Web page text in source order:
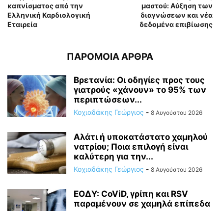
καπνίσματος από την
Ελληνική Καρδιολογική
Εταιρεία
μαστού: Αύξηση των
διαγνώσεων και νέα
δεδομένα επιβίωσης
ΠΑΡΟΜΟΙΑ ΑΡΘΡΑ
Βρετανία: Οι οδηγίες προς τους
γιατρούς «χάνουν» το 95% των
περιπτώσεων...
Κοχιαδάκης Γεώργιος - 8 Αυγούστου 2026
Αλάτι ή υποκατάστατο χαμηλού
νατρίου; Ποια επιλογή είναι
καλύτερη για την...
Κοχιαδάκης Γεώργιος - 8 Αυγούστου 2026
ΕΟΔΥ: CoViD, γρίπη και RSV
παραμένουν σε χαμηλά επίπεδα